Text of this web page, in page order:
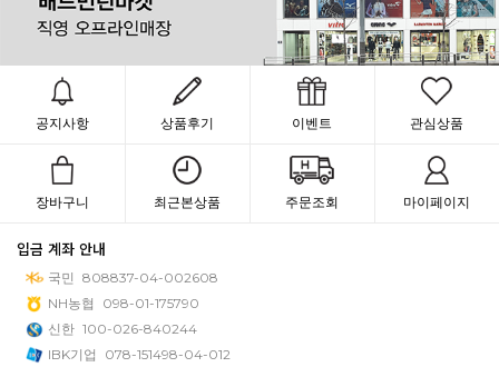
공지사항 상품후기 이벤트 관심상품
장바구니 최근본상품 주문조회 마이페이지
입금 계좌 안내
국민 808837-04-002608
NH농협
098-01-175790
신한 100-026-840244
IBK기업
078-151498-04-012